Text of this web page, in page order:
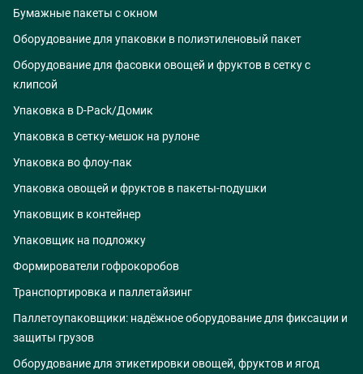
Бумажные пакеты с окном
Оборудование для упаковки в полиэтиленовый пакет
Оборудование для фасовки овощей и фруктов в сетку с
клипсой
Упаковка в D-Pack/Домик
Упаковка в сетку-мешок на рулоне
Упаковка во флоу-пак
Упаковка овощей и фруктов в пакеты-подушки
Упаковщик в контейнер
Упаковщик на подложку
Формирователи гофрокоробов
Транспортировка и паллетайзинг
Паллетоупаковщики: надёжное оборудование для фиксации и
защиты грузов
Оборудование для этикетировки овощей, фруктов и ягод